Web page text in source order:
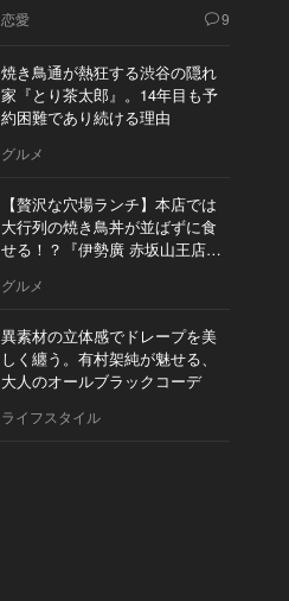
恋愛 9
焼き鳥通が熱狂する渋谷の隠れ
家『とり茶太郎』。14年目も予
約困難であり続ける理由
グルメ
【贅沢な穴場ランチ】本店では
大行列の焼き鳥丼が並ばずに食
せる！？『伊勢廣 赤坂山王店』
グルメ
異素材の立体感でドレープを美
しく纏う。有村架純が魅せる、
大人のオールブラックコーデ
ライフスタイル